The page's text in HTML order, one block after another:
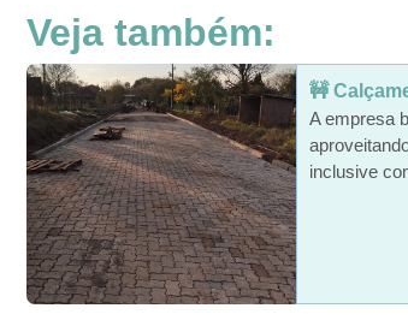
Veja também:
🚧
A empresa
inclusive